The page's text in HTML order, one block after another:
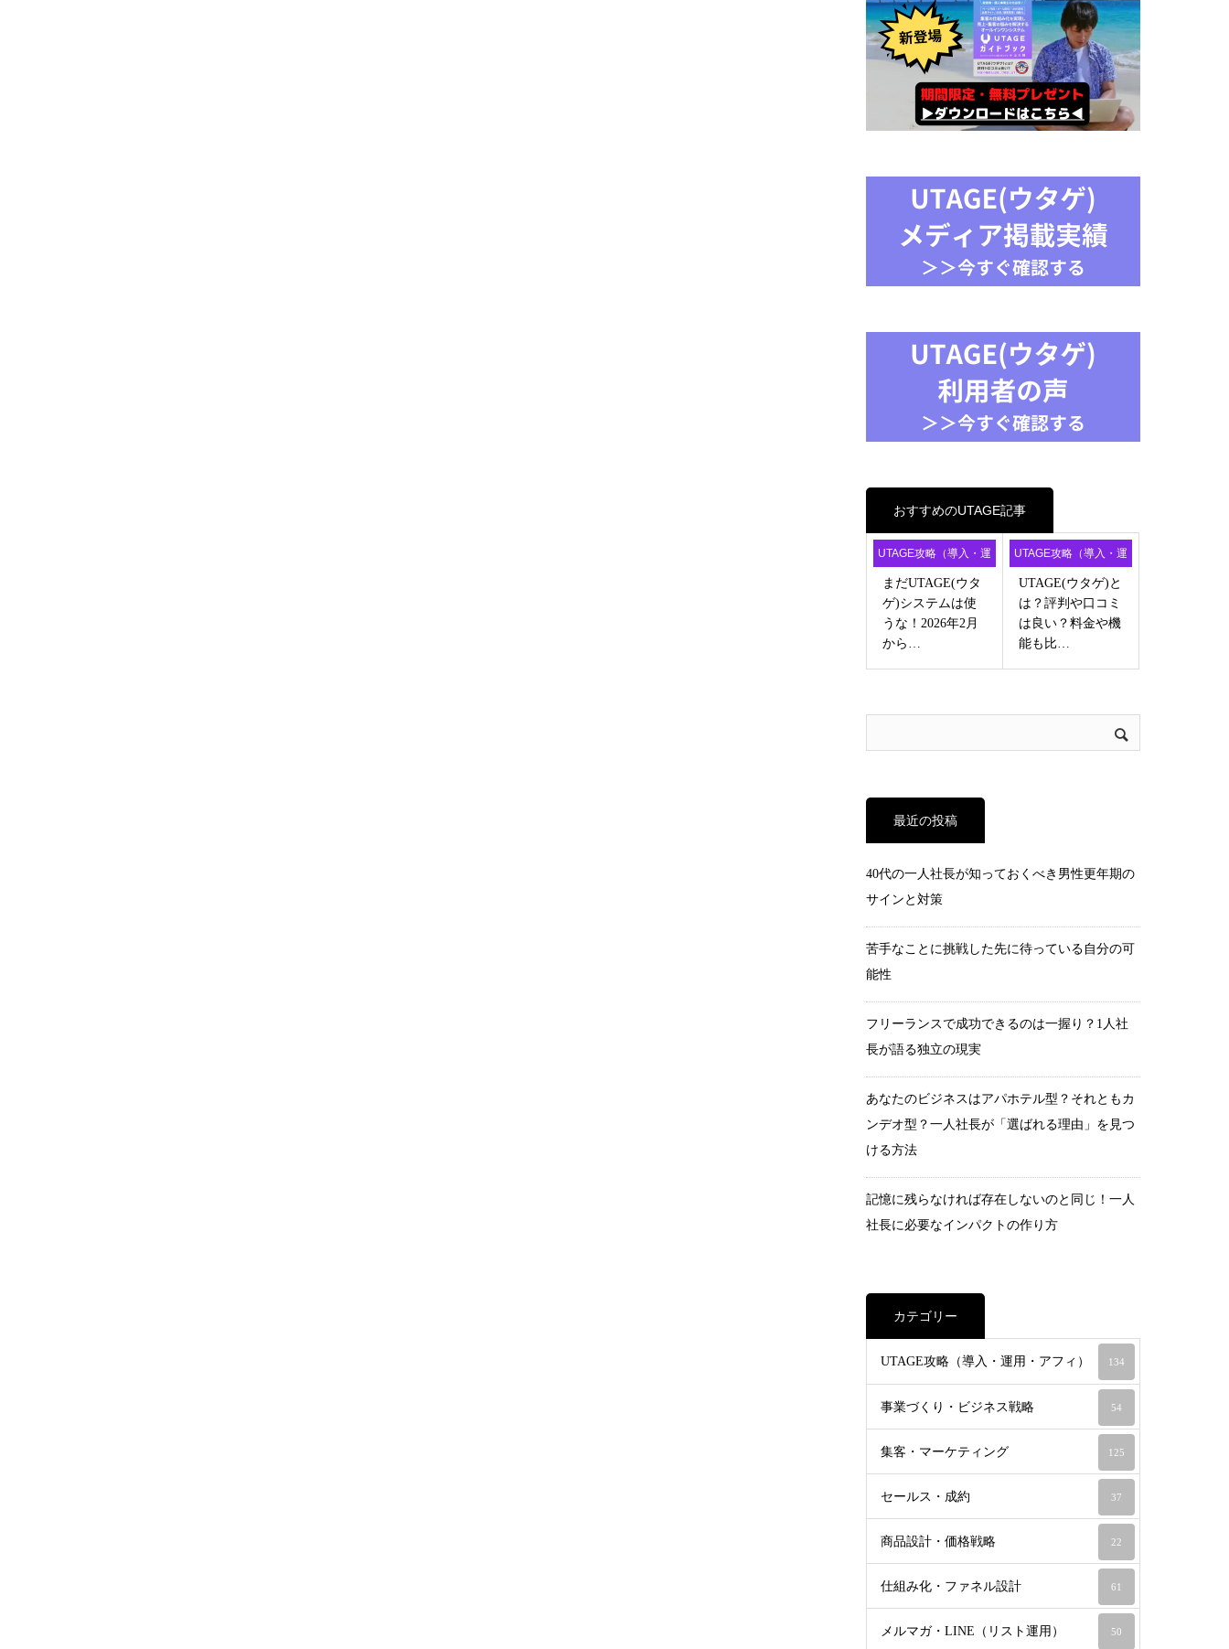
おすすめのUTAGE記事
UTAGE攻略（導入・運
用・アフィ）
まだUTAGE(ウタ
ゲ)システムは使
うな！2026年2月
から…
UTAGE攻略（導入・運
用・アフィ）
UTAGE(ウタゲ)と
は？評判や口コミ
は良い？料金や機
能も比…
最近の投稿
40代の一人社長が知っておくべき男性更年期の
サインと対策
苦手なことに挑戦した先に待っている自分の可
能性
フリーランスで成功できるのは一握り？1人社
長が語る独立の現実
あなたのビジネスはアパホテル型？それともカ
ンデオ型？一人社長が「選ばれる理由」を見つ
ける方法
記憶に残らなければ存在しないのと同じ！一人
社長に必要なインパクトの作り方
カテゴリー
UTAGE攻略（導入・運用・アフィ） 134
事業づくり・ビジネス戦略 54
集客・マーケティング 125
セールス・成約 37
商品設計・価格戦略 22
仕組み化・ファネル設計 61
メルマガ・LINE（リスト運用） 50